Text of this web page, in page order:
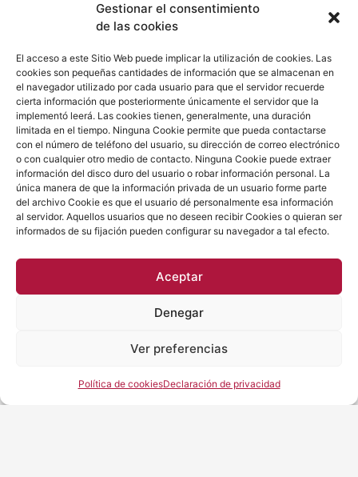
Gestionar el consentimiento
de las cookies
El acceso a este Sitio Web puede implicar la utilización de cookies. Las
cookies son pequeñas cantidades de información que se almacenan en
el navegador utilizado por cada usuario para que el servidor recuerde
cierta información que posteriormente únicamente el servidor que la
implementó leerá. Las cookies tienen, generalmente, una duración
limitada en el tiempo. Ninguna Cookie permite que pueda contactarse
con el número de teléfono del usuario, su dirección de correo electrónico
o con cualquier otro medio de contacto. Ninguna Cookie puede extraer
información del disco duro del usuario o robar información personal. La
única manera de que la información privada de un usuario forme parte
del archivo Cookie es que el usuario dé personalmente esa información
al servidor. Aquellos usuarios que no deseen recibir Cookies o quieran ser
informados de su fijación pueden configurar su navegador a tal efecto.
Aceptar
Denegar
Ver preferencias
Política de cookiesDeclaración de privacidad
Madrid
Tel.:(+34)91 344 94 10
contacto@dlma.es
F
a
c
e
b
o
o
k
I
n
s
t
a
g
r
a
m
L
i
n
k
e
d
i
n